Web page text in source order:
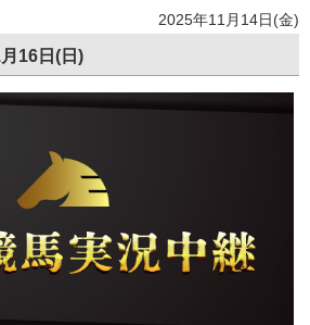
2025年11月14日(金)
16日(日)